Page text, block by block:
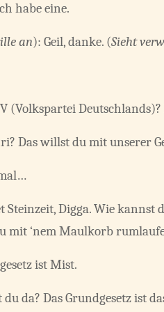
habe eine.
an): Geil, danke. (Sieht
(Volkspartei
Das willst du mit unserer
Steinzeit, Digga. Wie
mit ‘nem Maulkorb
ist Mist.
du da? Das Grundgesetz ist